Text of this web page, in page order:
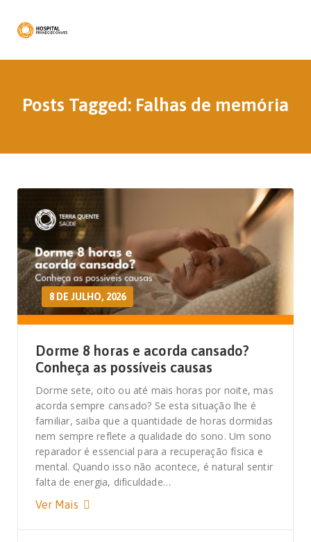
Posts Tagged: Falhas de memória
8 DE JULHO, 2026
Dorme 8 horas e acorda cansado?
Conheça as possíveis causas
Dorme sete, oito ou até mais horas por noite, mas
acorda sempre cansado? Se esta situação lhe é
familiar, saiba que a quantidade de horas dormidas
nem sempre reflete a qualidade do sono. Um sono
reparador é essencial para a recuperação física e
mental. Quando isso não acontece, é natural sentir
falta de energia, dificuldade…
Ver Mais